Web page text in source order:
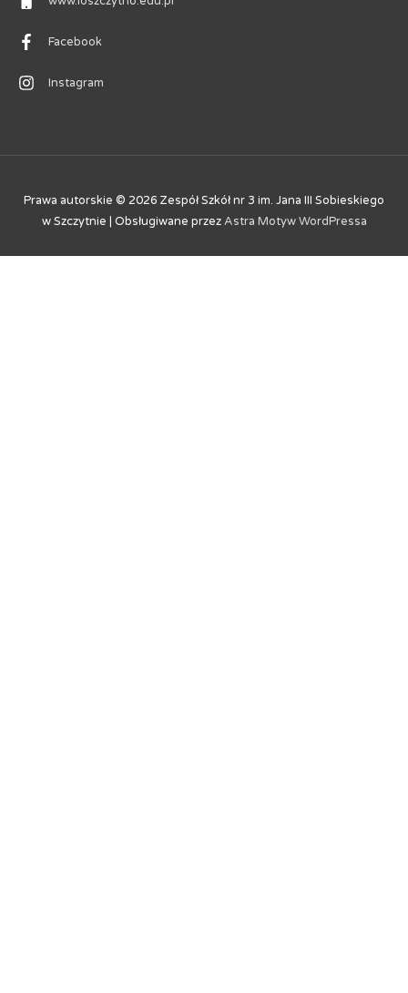
Facebook
Instagram
Prawa autorskie © 2026 Zespół Szkół nr 3 im. Jana III Sobieskiego
w Szczytnie | Obsługiwane przezAstra Motyw WordPressa